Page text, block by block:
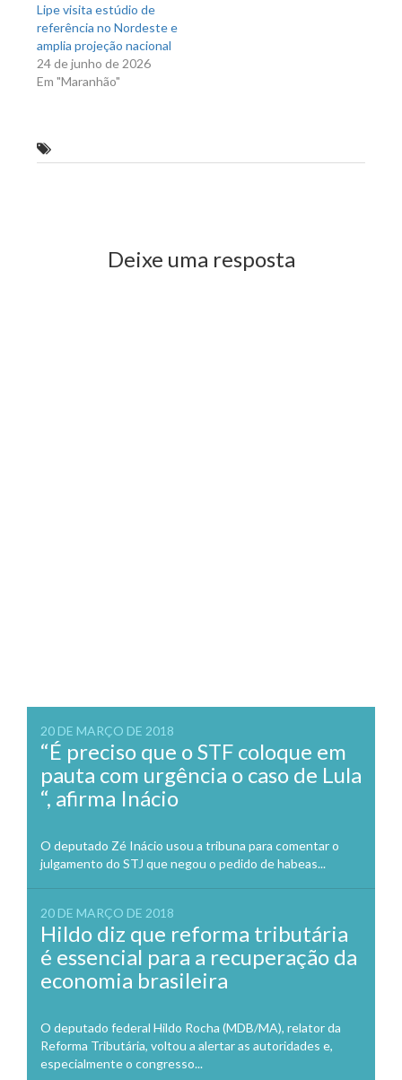
Lipe visita estúdio de
referência no Nordeste e
amplia projeção nacional
24 de junho de 2026
Em "Maranhão"
Deixe uma resposta
20 DE MARÇO DE 2018
“É preciso que o STF coloque em
pauta com urgência o caso de Lula
“, afirma Inácio
O deputado Zé Inácio usou a tribuna para comentar o
julgamento do STJ que negou o pedido de habeas...
20 DE MARÇO DE 2018
Hildo diz que reforma tributária
é essencial para a recuperação da
economia brasileira
O deputado federal Hildo Rocha (MDB/MA), relator da
Reforma Tributária, voltou a alertar as autoridades e,
especialmente o congresso...